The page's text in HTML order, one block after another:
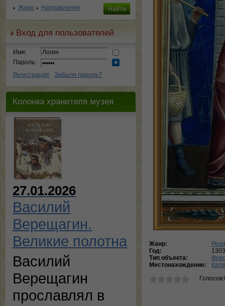
Жанр Направления
Вход для пользователей
Имя:
Пароль:
Регистрация
Забыли пароль?
Колонка хранителя музея
27.01.2026
Василий
Верещагин.
Великие полотна
Василий
Верещагин
прославлял в
Жанр:
Год:
Тип объекта:
Местонахождение: